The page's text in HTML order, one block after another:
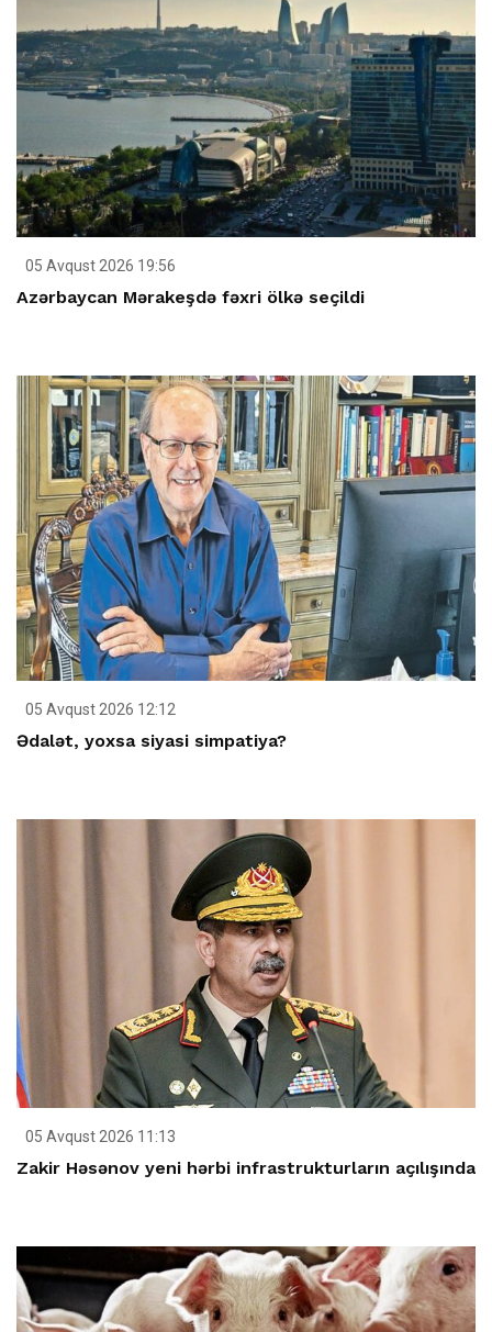
05 Avqust 2026 19:56
Azərbaycan Mərakeşdə fəxri ölkə seçildi
05 Avqust 2026 12:12
Ədalət, yoxsa siyasi simpatiya?
05 Avqust 2026 11:13
Zakir Həsənov yeni hərbi infrastrukturların açılışında